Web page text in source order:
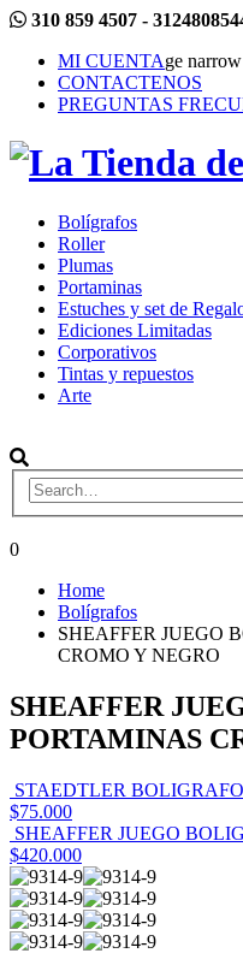
310 859 4507 -
MI CUENTAge
CONTACTENOS
PREGUNTAS
Bolígrafos
Roller
Plumas
Portaminas
Estuches y set de
Ediciones Limitadas
Corporativos
Tintas y repuestos
Arte
0
Home
Bolígrafos
SHEAFFER JUEGO
CROMO Y NEGRO
SHEAFFER
PORTAMINAS
STAEDTLER
$75.000
SHEAFFER JUEGO
$420.000